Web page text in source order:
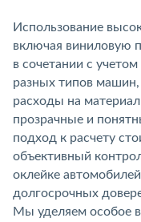
Использование
включая виниловую
в сочетании с
разных типов машин,
расходы на
прозрачные и
подход к расчету
объективный
оклейке
долгосрочных
Мы уделяем особое